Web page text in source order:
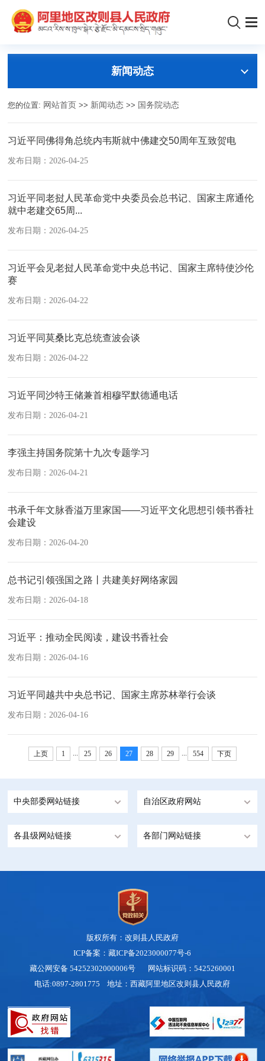
新闻动态
您的位置: 网站首页 >> 新闻动态 >> 国务院动态
习近平同佛得角总统内韦斯就中佛建交50周年互致贺电
发布日期：2026-04-25
习近平同老挝人民革命党中央委员会总书记、国家主席通伦
就中老建交65周...
发布日期：2026-04-25
习近平会见老挝人民革命党中央总书记、国家主席特使沙伦
赛
发布日期：2026-04-22
习近平同莫桑比克总统查波会谈
发布日期：2026-04-22
习近平同沙特王储兼首相穆罕默德通电话
发布日期：2026-04-21
李强主持国务院第十九次专题学习
发布日期：2026-04-21
书承千年文脉香溢万里家国——习近平文化思想引领书香社
会建设
发布日期：2026-04-20
总书记引领强国之路丨共建美好网络家园
发布日期：2026-04-18
习近平：推动全民阅读，建设书香社会
发布日期：2026-04-16
习近平同越共中央总书记、国家主席苏林举行会谈
发布日期：2026-04-16
上页 1 25 26 27 28 29 554 下页
中央部委网站链接 自治区政府网站
各县级网站链接 各部门网站链接
版权所有：改则县人民政府
ICP备案：藏ICP备2023000077号-6
藏公网安备 54252302000006号网站标识码：5425260001
电话:0897-2801775 地址：西藏阿里地区改则县人民政府